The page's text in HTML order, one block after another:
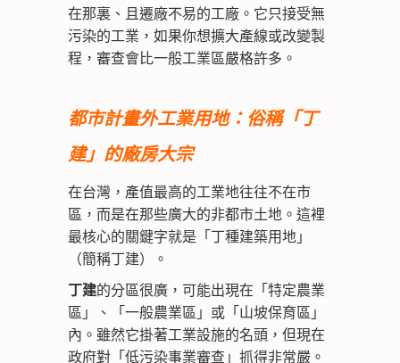
在那裏、且遷廠不易的工廠。它只接受無
污染的工業，如果你想擴大產線或改變製
程，審查會比一般工業區嚴格許多。
都市計畫外工業用地：俗稱「丁
建」的廠房大宗
在台灣，產值最高的工業地往往不在市
區，而是在那些廣大的非都市土地。這裡
最核心的關鍵字就是「丁種建築用地」
（簡稱丁建）。
丁建的分區很廣，可能出現在「特定農業
區」、「一般農業區」或「山坡保育區」
內。雖然它掛著工業設施的名頭，但現在
政府對「低污染事業審查」抓得非常嚴。